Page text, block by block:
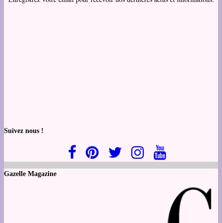
Suivez nous !
Gazelle Magazine